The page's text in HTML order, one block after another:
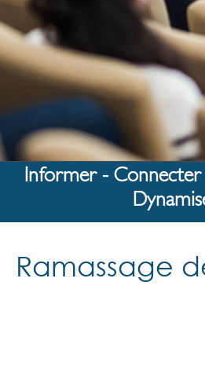
Informer - Connecter
Ramassage